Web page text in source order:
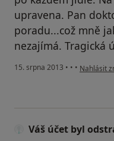
upravena. Pan
poradu...což mně
nezajímá. Tragická
15. srpna 2013 • • • podle
Nahlásit
Váš účet byl